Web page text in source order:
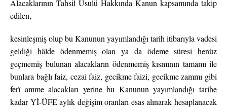
Alacaklarının Tahsil Usulü Hakkında Kanun kapsamında takip
edilen,
kesinleşmiş olup bu Kanunun yayımlandığı tarih itibarıyla vadesi
geldiği hâlde ödenmemiş olan ya da ödeme süresi henüz
geçmemiş bulunan alacakların ödenmemiş kısmının tamamı ile
bunlara bağlı faiz, cezai faiz, gecikme faizi, gecikme zammı gibi
ferî amme alacakları yerine bu Kanunun yayımlandığı tarihe
kadar Yİ-ÜFE aylık değişim oranları esas alınarak hesaplanacak